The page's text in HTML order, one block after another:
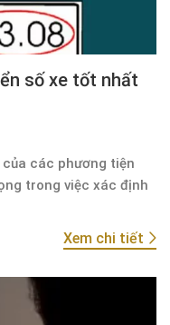
số xe tốt nhất
các phương tiện
trong việc xác định
Xem chi tiết